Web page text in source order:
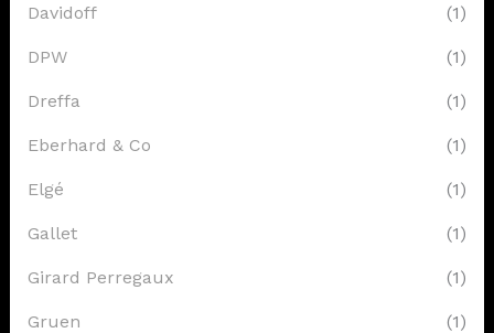
Davidoff (1)
DPW (1)
Dreffa (1)
Eberhard & Co (1)
Elgé (1)
Gallet (1)
Girard Perregaux (1)
Gruen (1)